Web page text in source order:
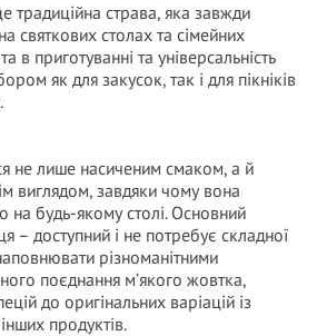
традиційна страва, яка завжди
святкових столах та сімейних
в приготуванні та універсальність
як для закусок, так і для пікніків
не лише насиченим смаком, а й
виглядом, завдяки чому вона
на будь-якому столі. Основний
– доступний і не потребує складної
різноманітними
поєднання м’якого жовтка,
до оригінальних варіацій із
продуктів.